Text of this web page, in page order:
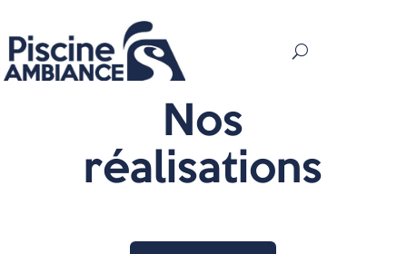
Nos
réalisations